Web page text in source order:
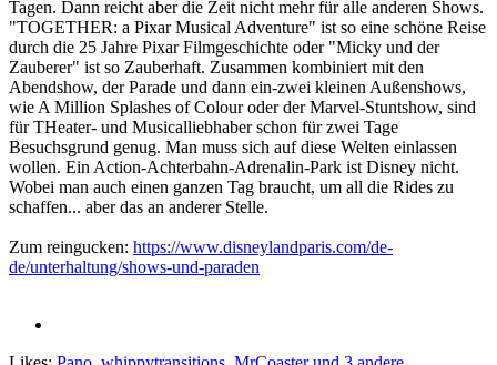
Tagen. Dann reicht aber die Zeit nicht mehr für alle anderen Shows.
"TOGETHER: a Pixar Musical Adventure" ist so eine schöne Reise
durch die 25 Jahre Pixar Filmgeschichte oder "Micky und der
Zauberer" ist so Zauberhaft. Zusammen kombiniert mit den
Abendshow, der Parade und dann ein-zwei kleinen Außenshows,
wie A Million Splashes of Colour oder der Marvel-Stuntshow, sind
für THeater- und Musicalliebhaber schon für zwei Tage
Besuchsgrund genug. Man muss sich auf diese Welten einlassen
wollen. Ein Action-Achterbahn-Adrenalin-Park ist Disney nicht.
Wobei man auch einen ganzen Tag braucht, um all die Rides zu
schaffen... aber das an anderer Stelle.
Zum reingucken: https://www.disneylandparis.com/de-
de/unterhaltung/shows-und-paraden